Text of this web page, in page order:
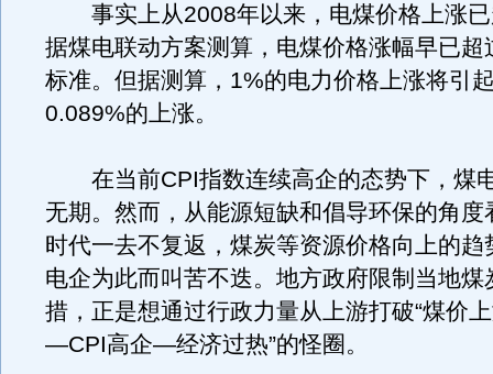
事实上从2008年以来，电煤价格上涨已
据煤电联动方案测算，电煤价格涨幅早已超
标准。但据测算，1%的电力价格上涨将引
0.089%的上涨。
在当前CPI指数连续高企的态势下，煤
无期。然而，从能源短缺和倡导环保的角度
时代一去不复返，煤炭等资源价格向上的趋
电企为此而叫苦不迭。地方政府限制当地煤
措，正是想通过行政力量从上游打破“煤价
—CPI高企—经济过热”的怪圈。